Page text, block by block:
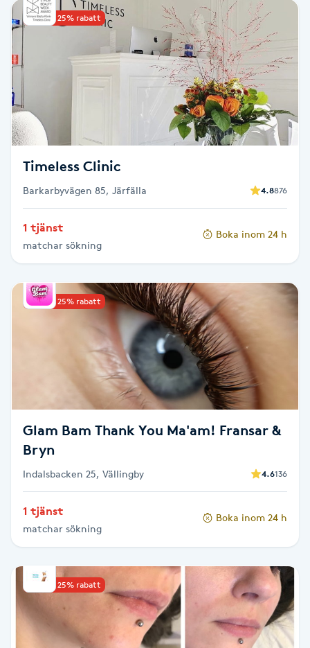
Navelpiercing
NBE-massage
Ny frisyr
O
Olaplex
Olaplexbehandling
Ombre
Ombre naglar
Ortopedi
Osteopati
Paraffinbehandling
Pedikyr
Pensionärklippning
Permanent
Upp till 25% rabatt
Timeless Clinic
Barkarbyvägen 85, Järfälla 4.8876
1 tjänst
matchar sökning
Boka inom 24 h
Upp till 25% rabatt
Glam Bam Thank You Ma'am! Fransar &
Bryn
Indalsbacken 25, Vällingby 4.6136
1 tjänst
matchar sökning
Boka inom 24 h
Upp till 25% rabatt